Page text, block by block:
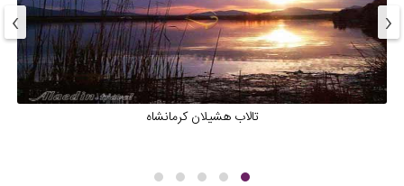
تالاب هشیلان کرمانشاه
‹
›